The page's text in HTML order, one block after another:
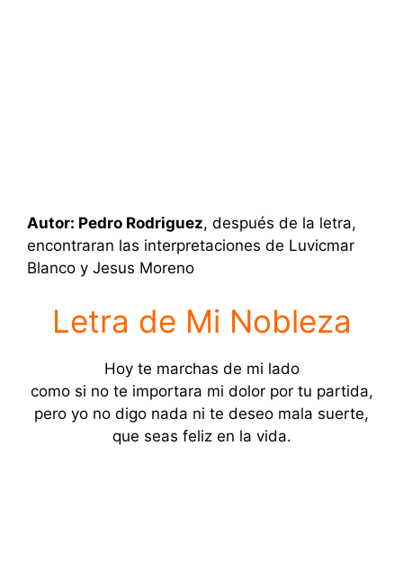
Autor: Pedro Rodriguez, después de la letra,
encontraran las interpretaciones de Luvicmar
Blanco y Jesus Moreno
Letra de Mi Nobleza
Hoy te marchas de mi lado
como si no te importara mi dolor por tu partida,
pero yo no digo nada ni te deseo mala suerte,
que seas feliz en la vida.